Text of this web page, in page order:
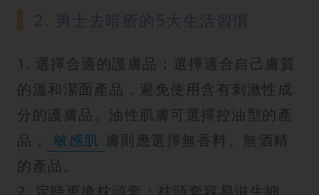
1. 選擇合適的護膚品：選擇適合自己膚質
的溫和潔面產品，避免使用含有刺激性成
分的護膚品。油性肌膚可選擇控油型的產
品，
敏感肌 膚則應選擇無香料、無酒精
的產品。